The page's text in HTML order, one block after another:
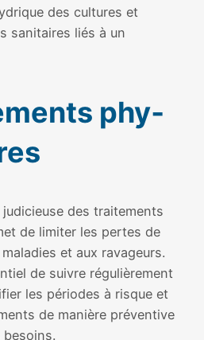
des cultures et
sani­taires liés à un
phy­
des trai­te­ments
de limi­ter les pertes de
et aux rava­geurs.
de suivre régu­liè­re­ment
les périodes à risque et
de manière pré­ven­tive